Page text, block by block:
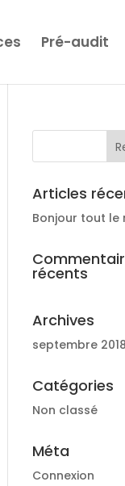
Pré-audit
Articles
Bonjour tout le
récents
Archives
septembre 2018
Catégories
Non classé
Méta
Connexion